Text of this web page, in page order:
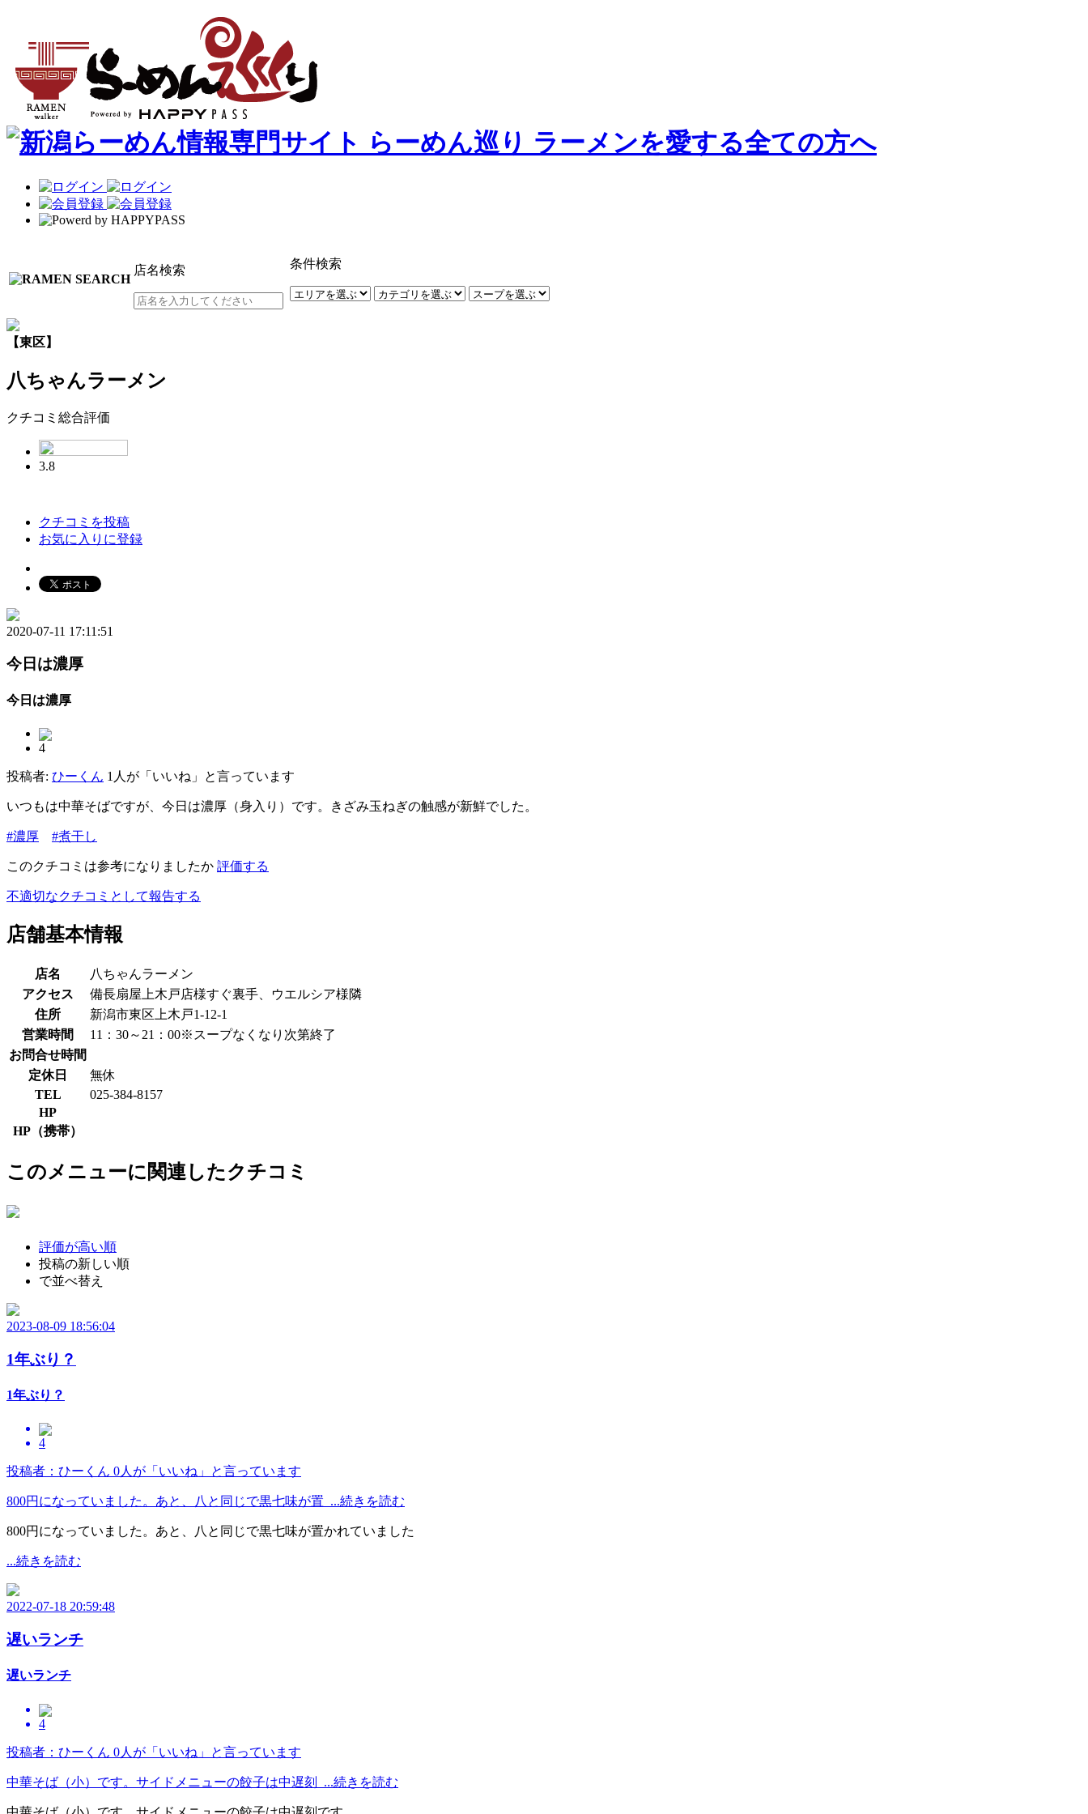
店名検索 条件検索
【東区】
八ちゃんラーメン
クチコミ総合評価
3.8
クチコミを投稿
お気に入りに登録
2020-07-11 17:11:51
今日は濃厚
今日は濃厚
4
投稿者: ひーくん 1人が「いいね」と言っています
いつもは中華そばですが、今日は濃厚（身入り）です。きざみ玉ねぎの触感が新鮮でした。
#濃厚 #煮干し
このクチコミは参考になりましたか 評価する
不適切なクチコミとして報告する
店舗基本情報
店名
八ちゃんラーメン
アクセス
備長扇屋上木戸店様すぐ裏手、ウエルシア様隣
住所
新潟市東区上木戸1-12-1
営業時間
11：30～21：00※スープなくなり次第終了
お問合せ時間
定休日
無休
TEL
025-384-8157
HP
HP（携帯）
このメニューに関連したクチコミ
評価が高い順
投稿の新しい順
で並べ替え
2023-08-09 18:56:04
1年ぶり？
1年ぶり？
4
投稿者：ひーくん 0人が「いいね」と言っています
800円になっていました。あと、八と同じで黒七味が置 ...続きを読む
800円になっていました。あと、八と同じで黒七味が置かれていました
...続きを読む
2022-07-18 20:59:48
遅いランチ
遅いランチ
4
投稿者：ひーくん 0人が「いいね」と言っています
中華そば（小）です。サイドメニューの餃子は中遅刻 ...続きを読む